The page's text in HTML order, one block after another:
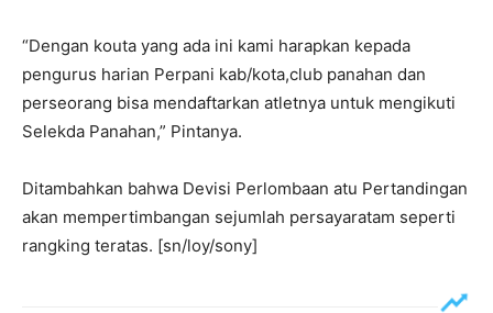
“Dengan kouta yang ada ini kami harapkan kepada
pengurus harian Perpani kab/kota,club panahan dan
perseorang bisa mendaftarkan atletnya untuk mengikuti
Selekda Panahan,” Pintanya.
Ditambahkan bahwa Devisi Perlombaan atu Pertandingan
akan mempertimbangan sejumlah persayaratam seperti
rangking teratas. [sn/loy/sony]